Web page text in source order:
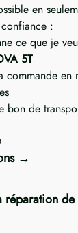
en
:
ce que je
5T
commande en
bon de
réparation